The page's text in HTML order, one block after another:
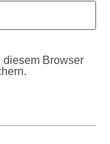
diesem Browser